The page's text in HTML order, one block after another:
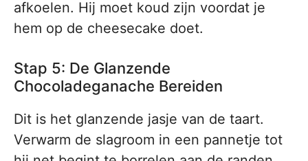
afkoelen. Hij moet koud zijn voordat je
hem op de cheesecake doet.
Stap 5: De Glanzende
Chocoladeganache Bereiden
Dit is het glanzende jasje van de taart.
Verwarm de slagroom in een pannetje tot